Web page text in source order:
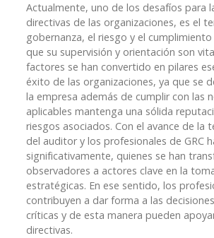
Actualmente, uno de los desafíos para
directivas de las organizaciones, es el
gobernanza, el riesgo y el
que su supervisión y orientación son
factores se han convertido en pilares
éxito de las organizaciones, ya que se
la empresa además de cumplir con las
aplicables mantenga una sólida
riesgos asociados. Con el avance de la
del auditor y los profesionales de GRC
significativamente, quienes se han
observadores a actores clave en la
estratégicas. En ese sentido, los
contribuyen a dar forma a las
críticas y de esta manera pueden
directivas.